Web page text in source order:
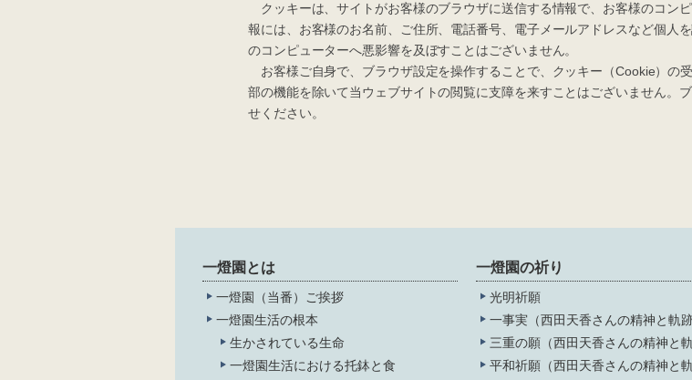
クッキーは、サイトがお客様のブラウザに送信する情報で、お客様のコン
報には、お客様のお名前、ご住所、電話番号、電子メールアドレスなど個人
のコンピューターへ悪影響を及ぼすことはございません。
お客様ご自身で、ブラウザ設定を操作することで、クッキー（Cookie）の
部の機能を除いて当ウェブサイトの閲覧に支障を来すことはございません。
せください。
一燈園とは
一燈園（当番）ご挨拶
一燈園生活の根本
生かされている生命
一燈園生活における托鉢と食
一燈園の祈り
光明祈願
一事実（西田天香さんの精神と軌跡
三重の願（西田天香さんの精神と軌
平和祈願（西田天香さんの精神と軌